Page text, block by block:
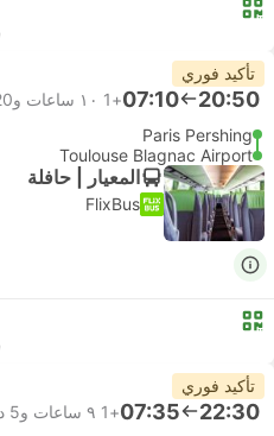
تأكيد فوري
20:50
07:10
+1
١٠ ساعات و‫20 دقائق
Paris Pershing
Toulouse Blagnac Airport
المعيار | حافلة
FlixBus
تأكيد فوري
22:30
07:35
+1
٩ ساعات و‫5 دقائق